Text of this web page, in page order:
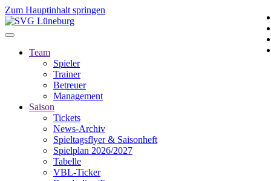
Zum Hauptinhalt springen
Team
Spieler
Trainer
Betreuer
Management
Saison
Tickets
News-Archiv
Spieltagsflyer & Saisonheft
Spielplan 2026/2027
Tabelle
VBL-Ticker